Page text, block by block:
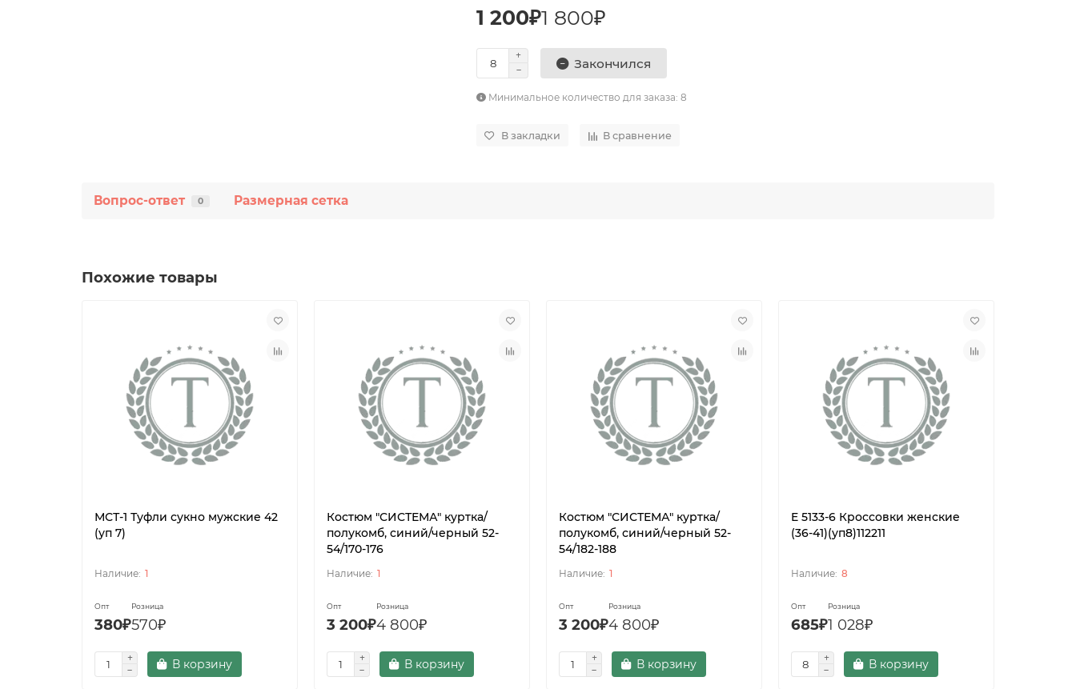
1 200₽1 800₽
Закончился
Минимальное количество для заказа: 8
В закладки В сравнение
Вопрос-ответ 0 Размерная сетка
Похожие товары
МСТ-1 Туфли сукно мужские 42
(уп 7)
1
Опт
380₽
Розница
570₽
В корзину
Костюм "СИСТЕМА" куртка/
полукомб, синий/черный 52-
54/170-176
1
Опт
3 200₽
Розница
4 800₽
В корзину
Костюм "СИСТЕМА" куртка/
полукомб, синий/черный 52-
54/182-188
1
Опт
3 200₽
Розница
4 800₽
В корзину
E 5133-6 Кроссовки женские
(36-41)(уп8)112211
8
Опт
685₽
Розница
1 028₽
В корзину